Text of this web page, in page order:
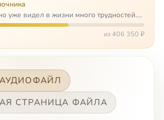
уже видел в жизни много трудностей.
заботится о себе сам, но, когда
и он был парализован – остался на
из 406 350 ₽
АУДИОФАЙЛ
СТРАНИЦА ФАЙЛА